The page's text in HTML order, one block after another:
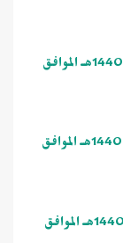
جلسة مجلس الوزراء - الثلاثاء 4 شعبان 1440هـ الموافق
جلسة مجلس الوزراء - الثلاثاء 26 رجب 1440هـ الموافق
جلسة مجلس الوزراء - الثلاثاء 19 رجب 1440هـ الموافق